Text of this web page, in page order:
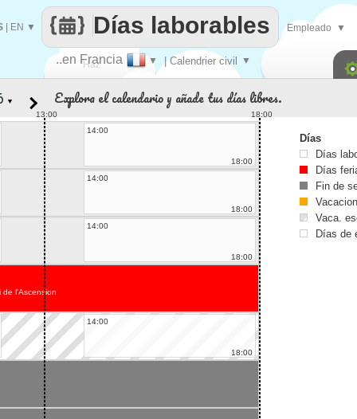
Haz
..en Francia ▼ | Calendrier civil ▼
Días laborables
EN ▼ Empleado ▼
▼ Explora el calendario y añade tus días libres.
13:00
18:00
14:00
18:00
14:00
18:00
14:00
18:00
de l'Ascension
14:00
18:00
Días
Días
Días
Fin de
Vaca.
Días de